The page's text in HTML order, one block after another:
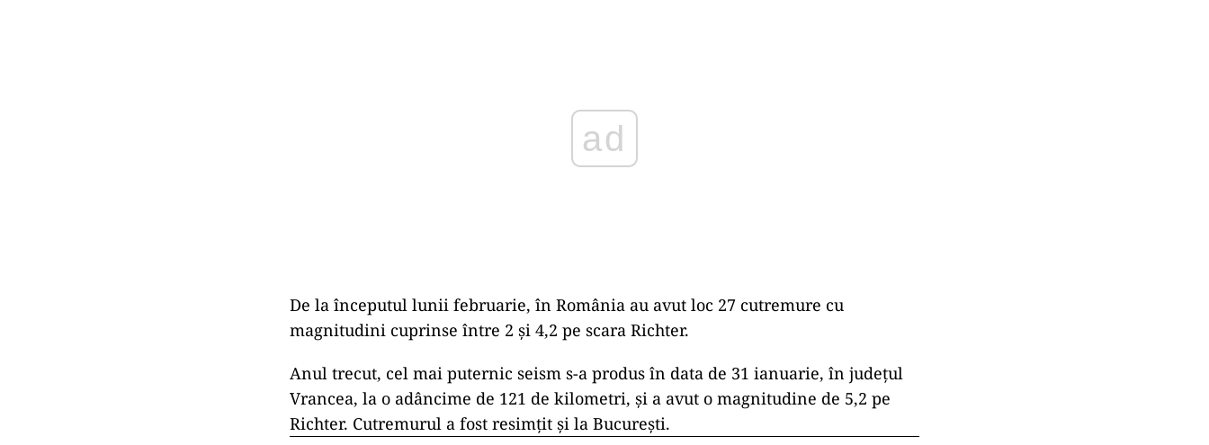
De la începutul lunii februarie, în România au avut loc 27 cutremure cu
magnitudini cuprinse între 2 şi 4,2 pe scara Richter.
Anul trecut, cel mai puternic seism s-a produs în data de 31 ianuarie, în judeţul
Vrancea, la o adâncime de 121 de kilometri, şi a avut o magnitudine de 5,2 pe
Richter. Cutremurul a fost resimţit şi la Bucureşti.